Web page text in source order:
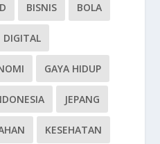
BISNIS BOLA
DIGITAL
GAYA HIDUP
JEPANG
KESEHATAN